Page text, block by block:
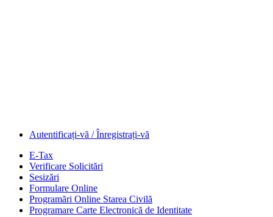
Autentificați-vă / Înregistrați-vă
E-Tax
Verificare Solicitări
Sesizări
Formulare Online
Programări Online Starea Civilă
Programare Carte Electronică de Identitate